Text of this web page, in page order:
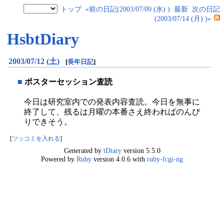
トップ «前の日記(2003/07/09 (水) ) 最新 次の日記
(2003/07/14 (月) )»
HsbtDiary
2003/07/12 (土) [長年日記]
■ ポスターセッション査読
今日は研究室内での発表内容査読。今日を無事に
終了して、残るは月曜の本番さえ終わればのんび
りできそう。
[ツッコミを入れる]
Generated by tDiaryversion 5.5.0
Powered by Ruby version 4.0.6 with ruby-fcgi-ng